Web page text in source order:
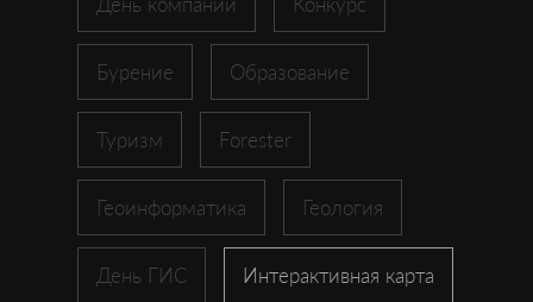
Бурение Образование
Туризм Forester
Геоинформатика Геология
День ГИС Интерактивная карта